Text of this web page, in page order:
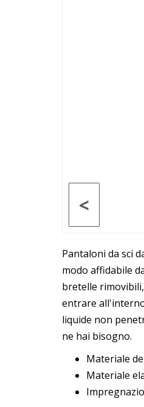
<
Pantaloni da sci
modo affidabile
bretelle
entrare
liquide non
ne hai bisogno.
Materiale
Materiale